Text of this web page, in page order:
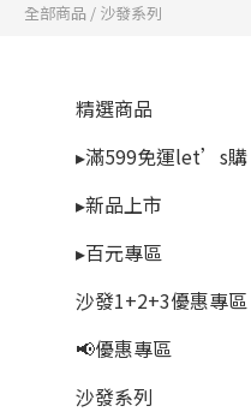
全部商品 / 沙發系列
精選商品
▸滿599免運let’s購
▸新品上市
▸百元專區
沙發1+2+3優惠專區
📢優惠專區
沙發系列